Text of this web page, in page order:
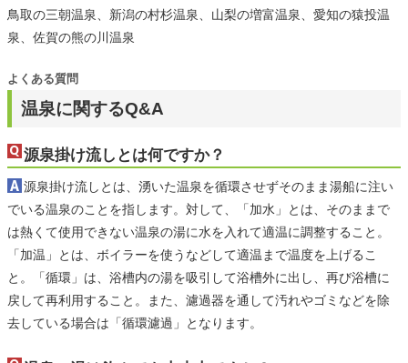
鳥取の三朝温泉、新潟の村杉温泉、山梨の増富温泉、愛知の猿投温
泉、佐賀の熊の川温泉
温泉に関するQ&A
よくある質問
源泉掛け流しとは何ですか？
源泉掛け流しとは、湧いた温泉を循環させずそのまま湯船に注い
でいる温泉のことを指します。対して、「加水」とは、そのままで
は熱くて使用できない温泉の湯に水を入れて適温に調整すること。
「加温」とは、ボイラーを使うなどして適温まで温度を上げるこ
と。「循環」は、浴槽内の湯を吸引して浴槽外に出し、再び浴槽に
戻して再利用すること。また、濾過器を通して汚れやゴミなどを除
去している場合は「循環濾過」となります。